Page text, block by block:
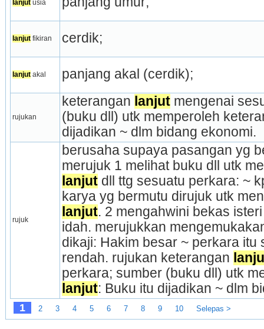
lanjut usia
lanjut fikiran cerdik;
lanjut akal panjang akal (cerdik);
rujukan
keterangan lanjut mengenai
(buku dll) utk memperoleh
dijadikan ~ dlm bidang ekonomi.
rujuk
berusaha supaya pasangan yg
lanjut dll ttg sesuatu perkara: ~
lanjut. 2 mengahwini bekas
idah. merujukkan
dikaji: Hakim besar ~ perkara itu
rendah. rujukan keterangan
lanjut: Buku itu dijadikan ~ dlm
1 2 3 4 5 6 7 8 9 10 Selepas >